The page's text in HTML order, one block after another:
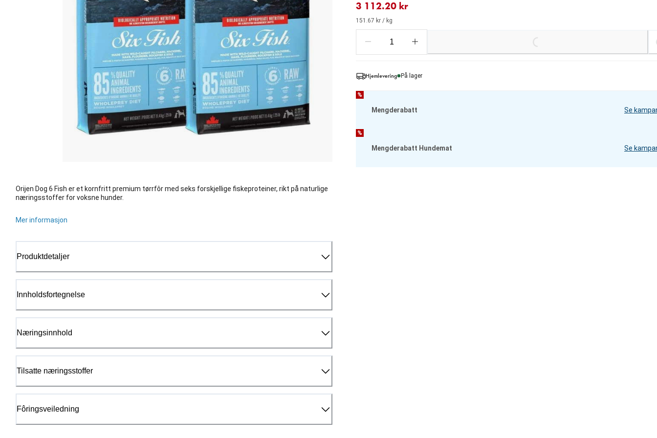
Orijen Dog 6 Fish er et kornfritt premium tørrfôr med seks forskjellige fiskeproteiner, rikt på naturlige
næringsstoffer for voksne hunder.
Mer informasjon
Produktdetaljer
Innholdsfortegnelse
Næringsinnhold
Tilsatte næringsstoffer
Fôringsveiledning
3 112.20 kr
151.67 kr / kg Loading...
Hjemlevering På lager
%
Mengderabatt Se
%
Mengderabatt Hundemat Se